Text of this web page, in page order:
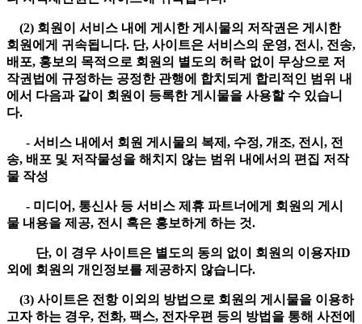
(2) 회원이 서비스 내에 게시한 게시물의 저작권은 게시한
회원에게 귀속됩니다. 단, 사이트은 서비스의 운영, 전시, 전송,
배포, 홍보의 목적으로 회원의 별도의 허락 없이 무상으로 저
작권법에 규정하는 공정한 관행에 합치되게 합리적인 범위 내
에서 다음과 같이 회원이 등록한 게시물을 사용할 수 있습니
다.
- 서비스 내에서 회원 게시물의 복제, 수정, 개조, 전시, 전
송, 배포 및 저작물성을 해치지 않는 범위 내에서의 편집 저작
물 작성
- 미디어, 통신사 등 서비스 제휴 파트너에게 회원의 게시
물 내용을 제공, 전시 혹은 홍보하게 하는 것.
단, 이 경우 사이트은 별도의 동의 없이 회원의 이용자ID
외에 회원의 개인정보를 제공하지 않습니다.
(3) 사이트은 전항 이외의 방법으로 회원의 게시물을 이용하
고자 하는 경우, 전화, 팩스, 전자우편 등의 방법을 통해 사전에